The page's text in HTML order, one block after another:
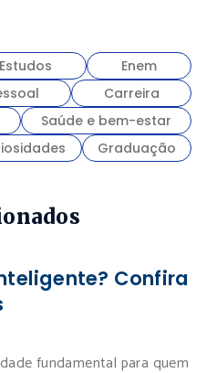
Estudos
Enem
Carreira
Saúde e bem-estar
Graduação
Confira
fundamental para quem